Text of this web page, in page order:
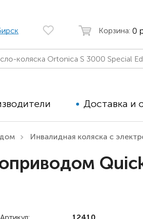
Корзина: 0
детей с ДЦП
детей активного
Доставка и
Инвалидная коляска с